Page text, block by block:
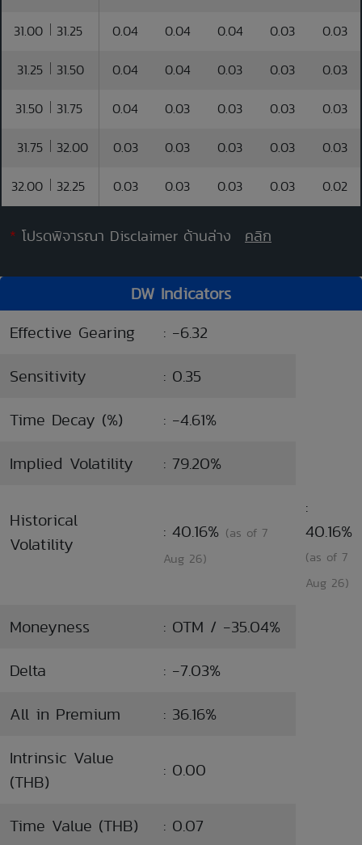
31.00 31.25 0.04 0.04 0.04 0.03 0.03
31.25 31.50 0.04 0.04 0.03 0.03 0.03
31.50 31.75 0.04 0.03 0.03 0.03 0.03
31.75 32.00 0.03 0.03 0.03 0.03 0.03
32.00 32.25 0.03 0.03 0.03 0.03 0.02
* โปรดพิจารณา Disclaimer ด้านล่าง คลิก
DW Indicators
Effective Gearing
: -6.32
Sensitivity
: 0.35
Time Decay (%)
: -4.61%
Implied Volatility
: 79.20%
Historical
Volatility
: 40.16% (as of 7
Aug 26)
:
40.16%
(as of 7
Aug 26)
Moneyness
: OTM / -35.04%
Delta
: -7.03%
All in Premium
: 36.16%
Intrinsic Value
(THB)
: 0.00
Time Value (THB) : 0.07